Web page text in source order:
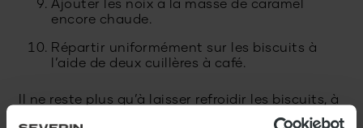
Ajouter les noix à la masse de caramel
encore chaude.
Répartir uniformément sur les biscuits à
l’aide de deux cuillères à café.
Il ne reste plus qu’à laisser refroidir les biscuits, à
les saupoudrer de sucre en poudre si nécessaire,